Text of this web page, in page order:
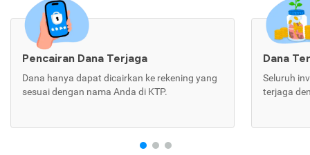
Pencairan Dana Terjaga
Dana hanya dapat dicairkan ke rekening yang
sesuai dengan nama Anda di KTP.
Dana
Seluruh
terjaga